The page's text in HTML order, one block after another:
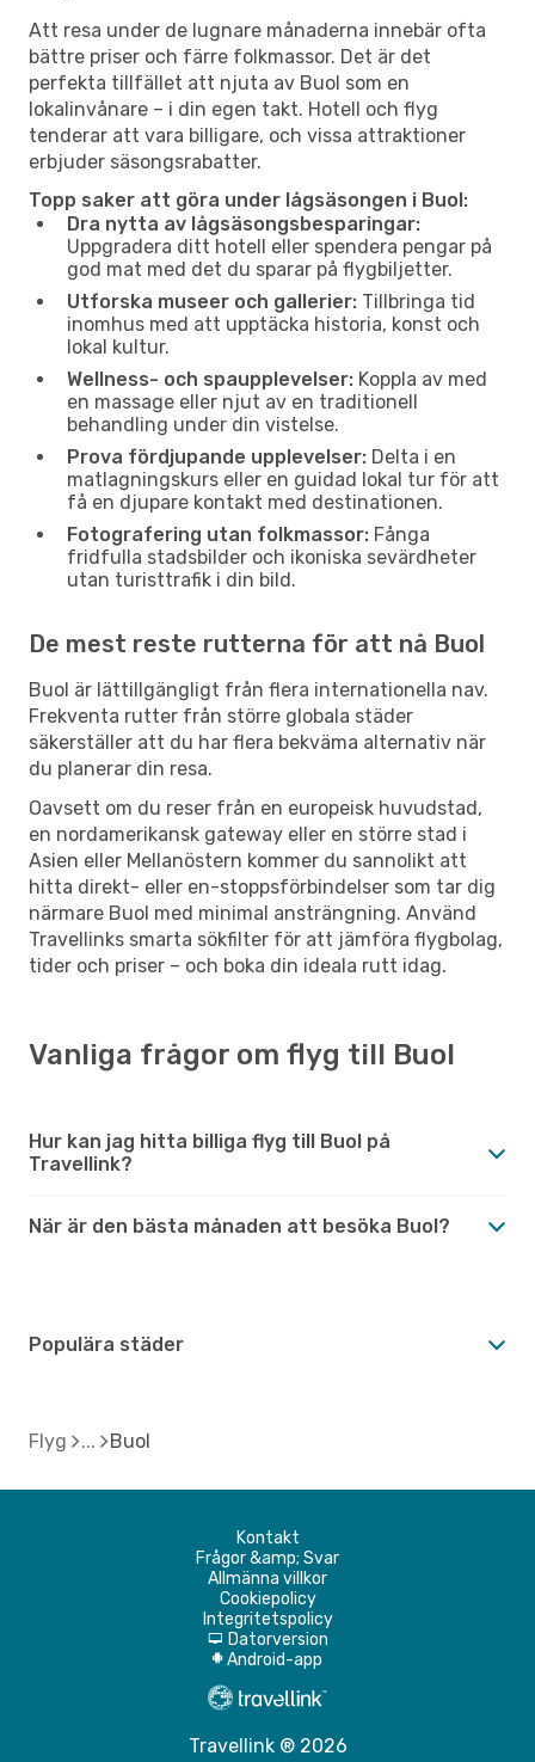
Att resa under de lugnare månaderna innebär ofta
bättre priser och färre folkmassor. Det är det
perfekta tillfället att njuta av Buol som en
lokalinvånare – i din egen takt. Hotell och flyg
tenderar att vara billigare, och vissa attraktioner
erbjuder säsongsrabatter.
Topp saker att göra under lågsäsongen i Buol:
Dra nytta av lågsäsongsbesparingar:
Uppgradera ditt hotell eller spendera pengar på
god mat med det du sparar på flygbiljetter.
Utforska museer och gallerier: Tillbringa tid
inomhus med att upptäcka historia, konst och
lokal kultur.
Wellness- och spaupplevelser: Koppla av med
en massage eller njut av en traditionell
behandling under din vistelse.
Prova fördjupande upplevelser: Delta i en
matlagningskurs eller en guidad lokal tur för att
få en djupare kontakt med destinationen.
Fotografering utan folkmassor: Fånga
fridfulla stadsbilder och ikoniska sevärdheter
utan turisttrafik i din bild.
De mest reste rutterna för att nå Buol
Buol är lättillgängligt från flera internationella nav.
Frekventa rutter från större globala städer
säkerställer att du har flera bekväma alternativ när
du planerar din resa.
Oavsett om du reser från en europeisk huvudstad,
en nordamerikansk gateway eller en större stad i
Asien eller Mellanöstern kommer du sannolikt att
hitta direkt- eller en-stoppsförbindelser som tar dig
närmare Buol med minimal ansträngning. Använd
Travellinks smarta sökfilter för att jämföra flygbolag,
tider och priser – och boka din ideala rutt idag.
Vanliga frågor om flyg till Buol
Hur kan jag hitta billiga flyg till Buol på
Travellink?
När är den bästa månaden att besöka Buol?
Populära städer
Flyg Buol
Kontakt
Frågor &amp; Svar
Allmänna villkor
Cookiepolicy
Integritetspolicy
d Datorversion
A Android-app
Travellink ® 2026